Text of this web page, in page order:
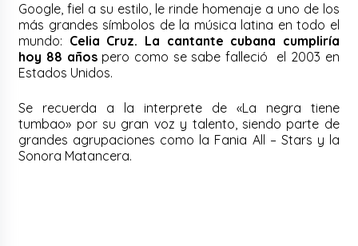
Google, fiel a su estilo, le rinde homenaje a uno de los
más grandes símbolos de la música latina en todo el
mundo: Celia Cruz. La cantante cubana cumpliría
hoy 88 añospero como se sabe falleció el 2003 en
Estados Unidos.
Se recuerda a la interprete de «La negra tiene
tumbao» por su gran voz y talento, siendo parte de
grandes agrupaciones como la Fania All – Stars y la
Sonora Matancera.